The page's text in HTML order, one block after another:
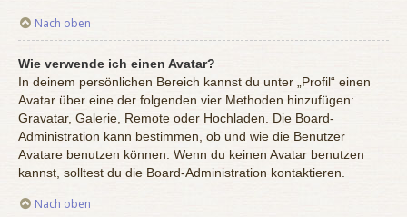
Nach oben
Wie verwende ich einen Avatar?
In deinem persönlichen Bereich kannst du unter „Profil“ einen
Avatar über eine der folgenden vier Methoden hinzufügen:
Gravatar, Galerie, Remote oder Hochladen. Die Board-
Administration kann bestimmen, ob und wie die Benutzer
Avatare benutzen können. Wenn du keinen Avatar benutzen
kannst, solltest du die Board-Administration kontaktieren.
Nach oben